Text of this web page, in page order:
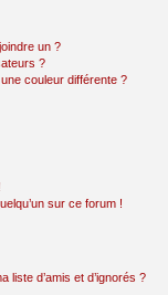
un ?
?
couleur différente ?
sur ce forum !
liste d’amis et d’ignorés ?